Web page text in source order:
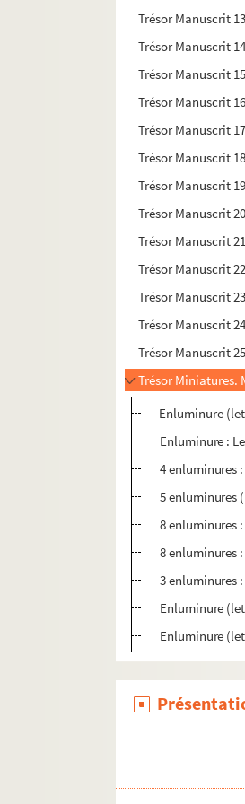
Trésor Manuscrit
Trésor Manuscrit
Trésor Manuscrit
Trésor Manuscrit
Trésor Manuscrit
Trésor Manuscrit
Trésor Manuscrit
Trésor Manuscrit
Trésor Manuscrit
Trésor Manuscrit
Trésor Manuscrit
Trésor Manuscrit
Trésor Manuscrit
Trésor Miniatures.
Enluminure
Enluminure :
4 enluminures
5 enluminures
8 enluminures
8 enluminures
3 enluminures
Enluminure
Enluminure